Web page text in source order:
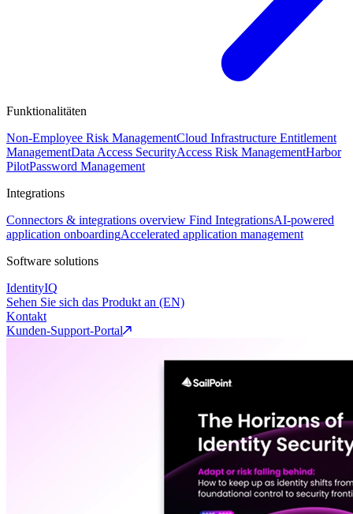
Funktionalitäten
Non-Employee Risk ManagementCloud Infrastructure Entitlement
ManagementData Access SecurityAccess Risk ManagementHarbor
PilotPassword Management
Integrations
Connectors & integrations overview Find IntegrationsAI-powered
application onboardingAccelerated application management
Software solutions
IdentityIQ
Sehen Sie sich das Produkt an (EN)
Kontakt
Kunden-Support-Portal